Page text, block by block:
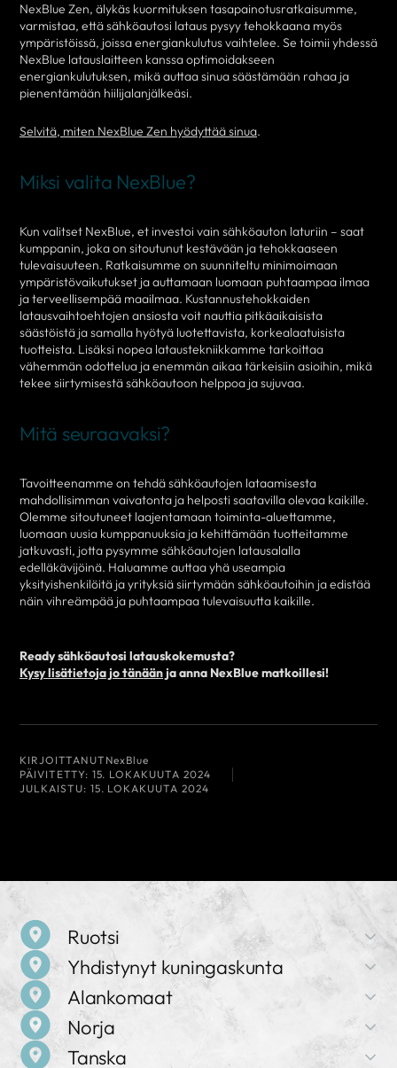
NexBlue Zen, älykäs kuormituksen tasapainotusratkaisumme,
varmistaa, että sähköautosi lataus pysyy tehokkaana myös
ympäristöissä, joissa energiankulutus vaihtelee. Se toimii yhdessä
NexBlue latauslaitteen kanssa optimoidakseen
energiankulutuksen, mikä auttaa sinua säästämään rahaa ja
pienentämään hiilijalanjälkeäsi.
Selvitä, miten NexBlue Zen hyödyttää sinua.
Miksi valita NexBlue?
Kun valitset NexBlue, et investoi vain sähköauton laturiin – saat
kumppanin, joka on sitoutunut kestävään ja tehokkaaseen
tulevaisuuteen. Ratkaisumme on suunniteltu minimoimaan
ympäristövaikutukset ja auttamaan luomaan puhtaampaa ilmaa
ja terveellisempää maailmaa. Kustannustehokkaiden
latausvaihtoehtojen ansiosta voit nauttia pitkäaikaisista
säästöistä ja samalla hyötyä luotettavista, korkealaatuisista
tuotteista. Lisäksi nopea lataustekniikkamme tarkoittaa
vähemmän odottelua ja enemmän aikaa tärkeisiin asioihin, mikä
tekee siirtymisestä sähköautoon helppoa ja sujuvaa.
Mitä seuraavaksi?
Tavoitteenamme on tehdä sähköautojen lataamisesta
mahdollisimman vaivatonta ja helposti saatavilla olevaa kaikille.
Olemme sitoutuneet laajentamaan toiminta-aluettamme,
luomaan uusia kumppanuuksia ja kehittämään tuotteitamme
jatkuvasti, jotta pysymme sähköautojen latausalalla
edelläkävijöinä. Haluamme auttaa yhä useampia
yksityishenkilöitä ja yrityksiä siirtymään sähköautoihin ja edistää
näin vihreämpää ja puhtaampaa tulevaisuutta kaikille.
Ready sähköautosi latauskokemusta?
Kysy lisätietoja jo tänään ja anna NexBlue matkoillesi!
KIRJOITTANUT NexBlue
PÄIVITETTY: 15. LOKAKUUTA 2024
JULKAISTU: 15. LOKAKUUTA 2024
Ruotsi
Yrityksen nimi
NexBlue
Osoite
Birger Jarlsgatan 57 C, 113 56 Tukholma, Ruotsi
Yhdistynyt kuningaskunta
Yrityksen nimi
NexBlue
Osoite
Alankomaat
Yrityksen nimi
NexBlue
Norja
Tanska